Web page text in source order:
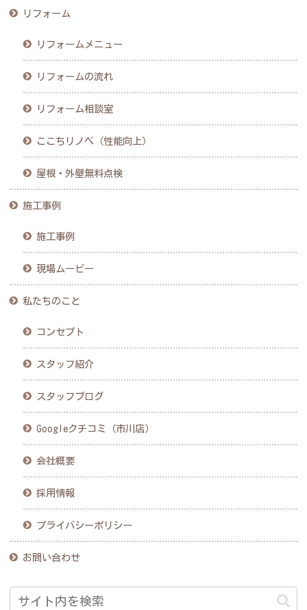
リフォーム
リフォームメニュー
リフォームの流れ
リフォーム相談室
ここちリノベ（性能向上）
屋根・外壁無料点検
施工事例
施工事例
現場ムービー
私たちのこと
コンセプト
スタッフ紹介
スタッフブログ
Googleクチコミ（市川店）
会社概要
採用情報
プライバシーポリシー
お問い合わせ